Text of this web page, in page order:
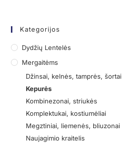
Kategorijos
Dydžių Lentelės
Mergaitėms
Džinsai, kelnės, tamprės, šortai
Kepurės
Kombinezonai, striukės
Komplektukai, kostiumėliai
Megztiniai, liemenės, bliuzonai
Naujagimio kraitelis